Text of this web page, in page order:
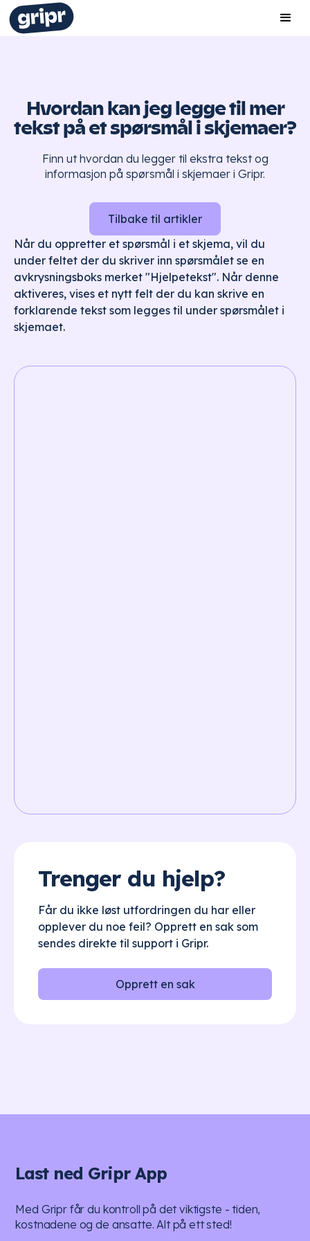
Hvordan kan jeg legge til mer
tekst på et spørsmål i skjemaer?
Finn ut hvordan du legger til ekstra tekst og
informasjon på spørsmål i skjemaer i Gripr.
Tilbake til artikler
Når du oppretter et spørsmål i et skjema, vil du
under feltet der du skriver inn spørsmålet se en
avkrysningsboks merket "Hjelpetekst". Når denne
aktiveres, vises et nytt felt der du kan skrive en
forklarende tekst som legges til under spørsmålet i
skjemaet.
Trenger du hjelp?
Får du ikke løst utfordringen du har eller
opplever du noe feil? Opprett en sak som
sendes direkte til support i Gripr.
Opprett en sak
Last ned Gripr App
Med Gripr får du kontroll på det viktigste - tiden,
kostnadene og de ansatte. Alt på ett sted!